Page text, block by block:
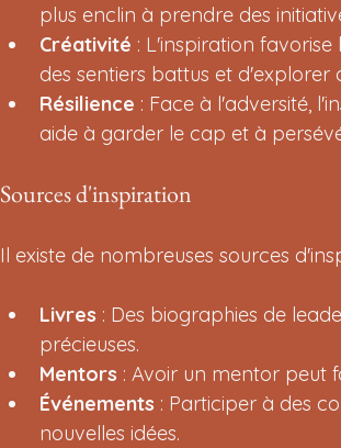
plus enclin à prendre des
Créativité : L'inspiration
des sentiers battus et d'explorer
Résilience : Face à l'adversité,
aide à garder le cap et à
Sources d'inspiration
Il existe de nombreuses sources
Livres : Des biographies de
précieuses.
Mentors : Avoir un mentor peut
Événements : Participer à des
nouvelles idées.